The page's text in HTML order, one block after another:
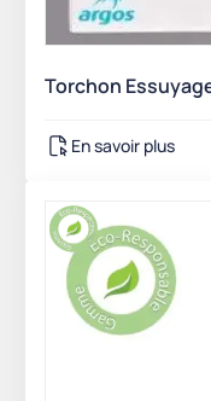
Torchon
En savoir plus